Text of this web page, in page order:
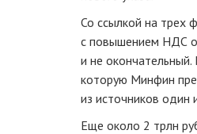
Со ссылкой на трех
с повышением НДС
и не
которую Минфин
из источников один
Еще около 2 трлн